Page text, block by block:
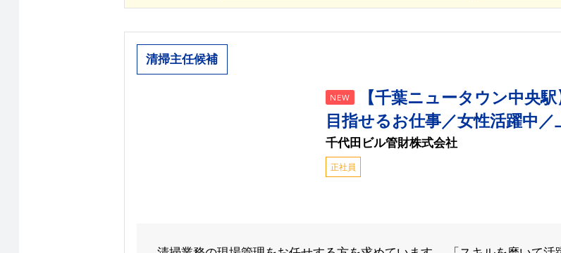
清掃主任候補
NEW
【千葉ニュータウン中央
目指せるお仕事／女性活躍中
千代田ビル管財株式会社
正社員